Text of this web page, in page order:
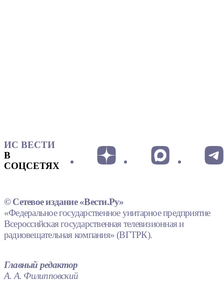
ИС ВЕСТИ
В
СОЦСЕТЯХ
© Сетевое издание «Вести.Ру»
«Федеральное государственное унитарное предприятие
Всероссийская государственная телевизионная и
радиовещательная компания» (ВГТРК).
Главный редактор
А. А. Филипповский